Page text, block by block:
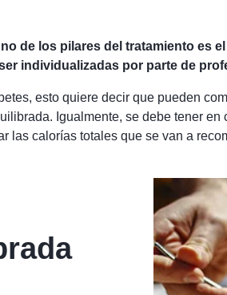
de los pilares del tratamiento es
individualizadas por parte de
esto quiere decir que pueden
Igualmente, se debe tener
las calorías totales que se van a